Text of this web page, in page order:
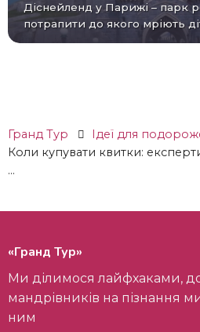
Діснейленд у Парижі – парк розваг у Франції,
потрапити до якого мріють
Гранд Тур Ідеї ​​для
Коли купувати квитки:
...
«Гранд Тур»
Ми ділимося лайфхаками, досвідом та надихаємо
мандрівників на пізнання
ним